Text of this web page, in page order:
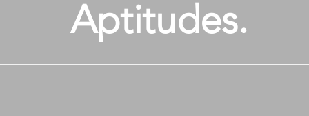
Aptitudes.